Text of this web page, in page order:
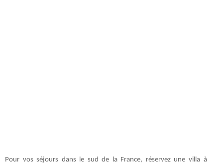
Pour vos séjours dans le sud de la France, réservez une villa à